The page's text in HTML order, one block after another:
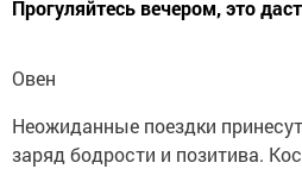
Прогуляйтесь вечером, это
Овен
Неожиданные поездки
заряд бодрости и позитива.